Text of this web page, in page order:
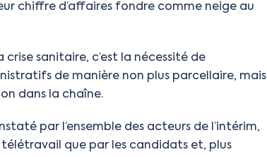
chiffre d’affaires fondre comme neige au
sanitaire, c’est la nécessité de
de manière non plus parcellaire, mais
dans la chaîne.
par l’ensemble des acteurs de l’intérim,
que par les candidats et, plus